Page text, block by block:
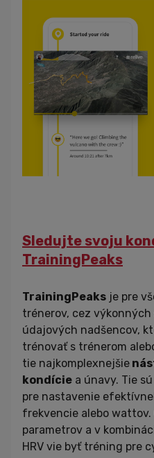
Sledujte svoju
TrainingPeaks
TrainingPeaks je pre
trénerov, cez
údajových nadšencov,
trénovať s trénerom
tie najkomplexnejšie
kondície a únavy. Tie
pre nastavenie
frekvencie alebo
parametrov a v
HRV vie byť tréning pre